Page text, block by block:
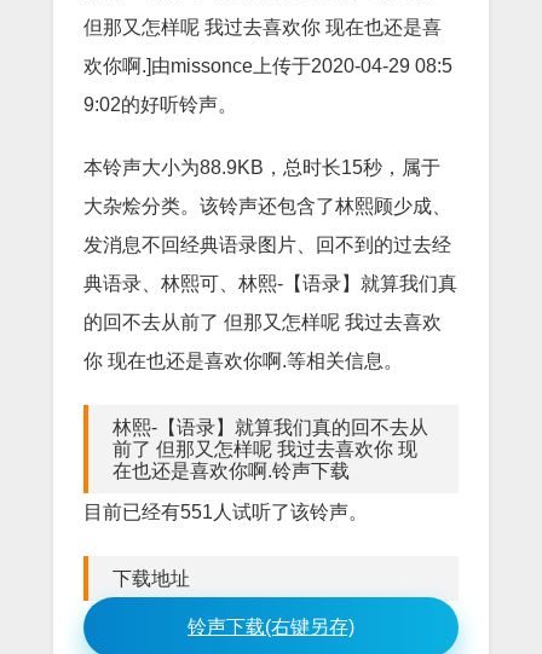
但那又怎样呢 我过去喜欢你 现在也还是喜
欢你啊.]由missonce上传于2020-04-29 08:5
9:02的好听铃声。
本铃声大小为88.9KB，总时长15秒，属于
大杂烩分类。该铃声还包含了林熙顾少成、
发消息不回经典语录图片、回不到的过去经
典语录、林熙可、林熙-【语录】就算我们真
的回不去从前了 但那又怎样呢 我过去喜欢
你 现在也还是喜欢你啊.等相关信息。
林熙-【语录】就算我们真的回不去从
前了 但那又怎样呢 我过去喜欢你 现
在也还是喜欢你啊.铃声下载
目前已经有551人试听了该铃声。
下载地址
铃声下载(右键另存)